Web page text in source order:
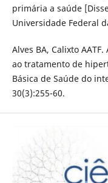
primária a saúde
Universidade Federal
Alves BA, Calixto
ao tratamento de
Básica de Saúde do
30(3):255-60.